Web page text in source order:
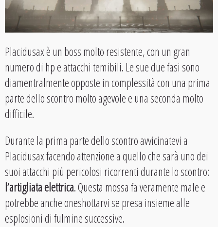
Placidusax è un boss molto resistente, con un gran
numero di hp e attacchi temibili. Le sue due fasi sono
diamentralmente opposte in complessità con una prima
parte dello scontro molto agevole e una seconda molto
difficile.
Durante la prima parte dello scontro avvicinatevi a
Placidusax facendo attenzione a quello che sarà uno dei
suoi attacchi più pericolosi ricorrenti durante lo scontro:
l’artigliata elettrica. Questa mossa fa veramente male e
potrebbe anche oneshottarvi se presa insieme alle
esplosioni di fulmine successive.